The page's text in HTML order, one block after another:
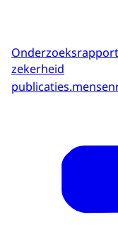
zekerheid